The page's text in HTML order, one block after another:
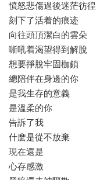
憤怒悲傷過後迷茫彷徨
刻下了活着的痕迹
向往頭頂潔白的雲朵
嘶吼着渴望得到解脫
想要掙脫牢固枷鎖
總陪伴在身邊的你
是我生存的意義
是溫柔的你
告訴了我
什麽是從不放棄
現在還是
心存感激